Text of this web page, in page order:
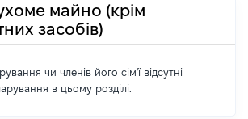
майно (крім
засобів)
чи членів його сім'ї відсутні
в цьому розділі.